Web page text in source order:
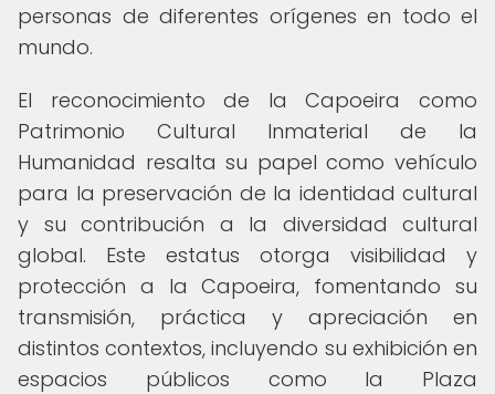
personas de diferentes orígenes en todo el
mundo.
El reconocimiento de la Capoeira como
Patrimonio Cultural Inmaterial de la
Humanidad resalta su papel como vehículo
para la preservación de la identidad cultural
y su contribución a la diversidad cultural
global. Este estatus otorga visibilidad y
protección a la Capoeira, fomentando su
transmisión, práctica y apreciación en
distintos contextos, incluyendo su exhibición en
espacios públicos como la Plaza